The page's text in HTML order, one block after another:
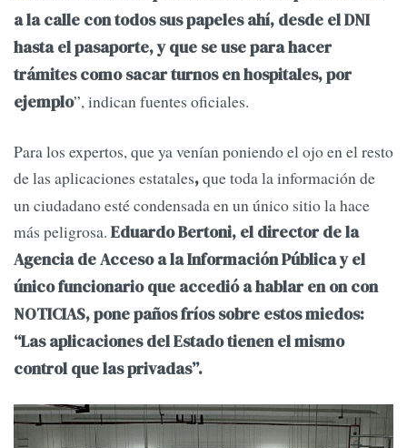
a la calle con todos sus papeles ahí, desde el DNI
hasta el pasaporte, y que se use para hacer
trámites como sacar turnos en hospitales, por
ejemplo”, indican fuentes oficiales.
Para los expertos, que ya venían poniendo el ojo en el resto
de las aplicaciones estatales,que toda la información de
un ciudadano esté condensada en un único sitio la hace
más peligrosa. Eduardo Bertoni, el director de la
Agencia de Acceso a la Información Pública y el
único funcionario que accedió a hablar en on con
NOTICIAS, pone paños fríos sobre estos miedos:
“Las aplicaciones del Estado tienen el mismo
control que las privadas”.